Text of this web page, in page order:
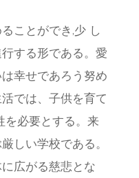
ことができ,少 し
する形である。愛
幸せであろう努め
では、子供を育て
を必要とする。来
しい学校である。
広がる慈悲とな